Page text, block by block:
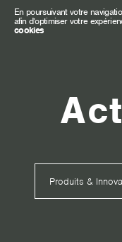
En poursuivant votre
afin d’optimiser votre
cookies
Produits &